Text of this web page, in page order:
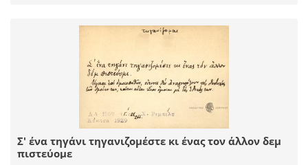
Σ' ένα τηγάνι τηγανιζομέστε κι ένας τον άλλον δεμ
πιστεύομε